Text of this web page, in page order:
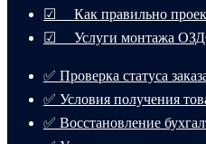
☑ Как правильно
☑ Услуги монтажа
✅ Проверка статуса
✅ Условия получения
✅ Восстановление